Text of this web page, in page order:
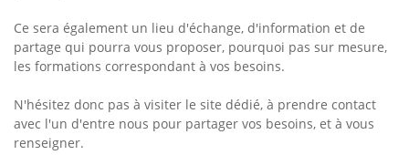
Ce sera également un lieu d'échange, d'information et de
partage qui pourra vous proposer, pourquoi pas sur mesure,
les formations correspondant à vos besoins.
N'hésitez donc pas à visiter le site dédié, à prendre contact
avec l'un d'entre nous pour partager vos besoins, et à vous
renseigner.